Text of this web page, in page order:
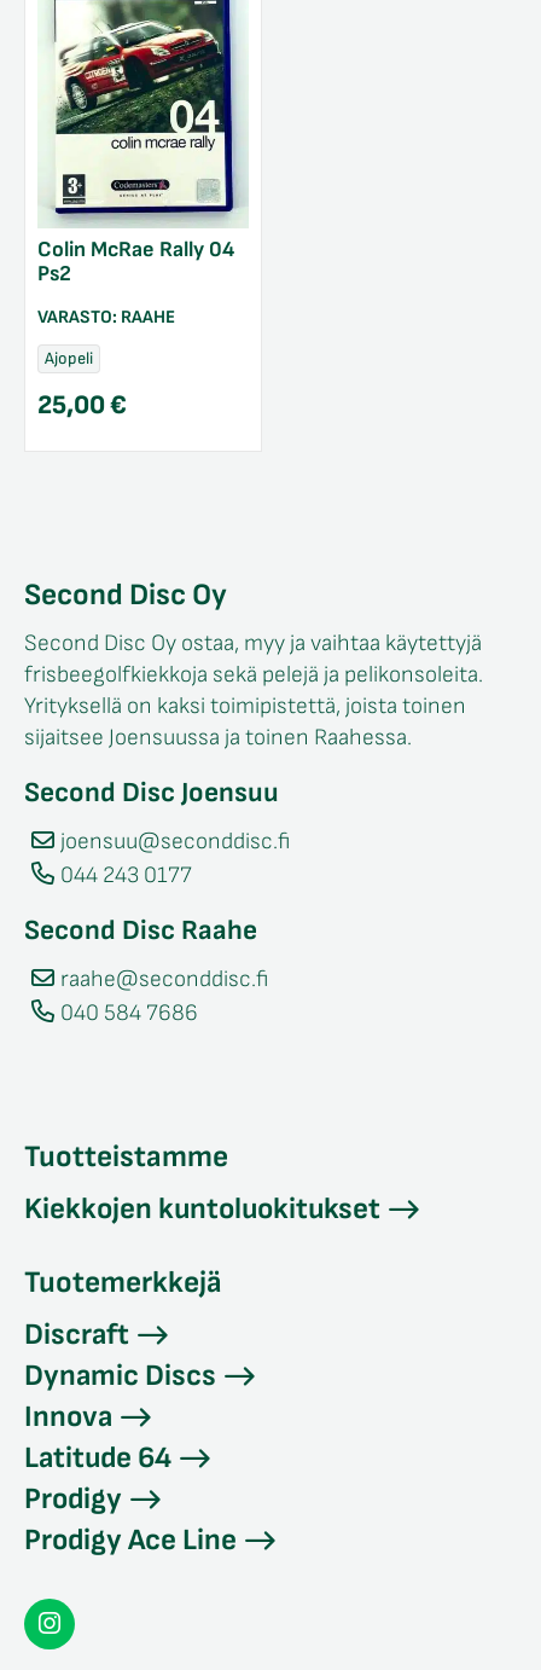
Colin McRae Rally 04
Ps2
VARASTO: RAAHE
Ajopeli
25,00€
Second Disc Oy
Second Disc Oy ostaa, myy ja vaihtaa käytettyjä
frisbeegolfkiekkoja sekä pelejä ja pelikonsoleita.
Yrityksellä on kaksi toimipistettä, joista toinen
sijaitsee Joensuussa ja toinen Raahessa.
Second Disc Joensuu
joensuu@seconddisc.fi
044 243 0177
Second Disc Raahe
raahe@seconddisc.fi
040 584 7686
Tuotteistamme
Kiekkojen kuntoluokitukset
Tuotemerkkejä
Discraft
Dynamic Discs
Innova
Latitude 64
Prodigy
Prodigy Ace Line
Seconddisc